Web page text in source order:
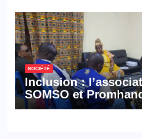
SOCIÉTÉ
Inclusion :
SOMSO et
militent en faveur